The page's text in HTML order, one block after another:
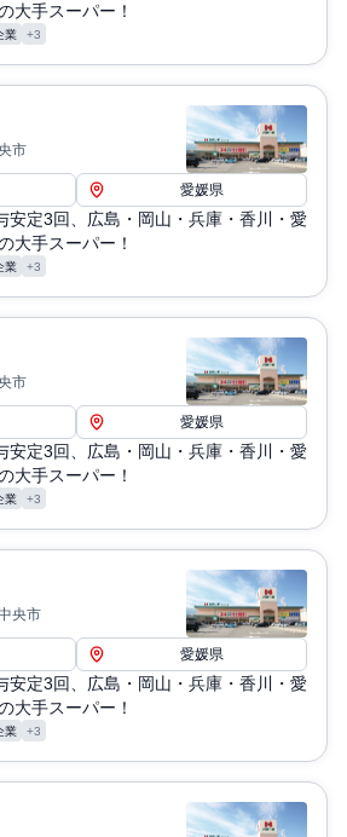
大手スーパー！
業 +3
市
愛媛県
安定3回、広島・岡山・兵庫・香川・愛
大手スーパー！
業 +3
市
愛媛県
安定3回、広島・岡山・兵庫・香川・愛
大手スーパー！
業 +3
央市
愛媛県
安定3回、広島・岡山・兵庫・香川・愛
大手スーパー！
業 +3